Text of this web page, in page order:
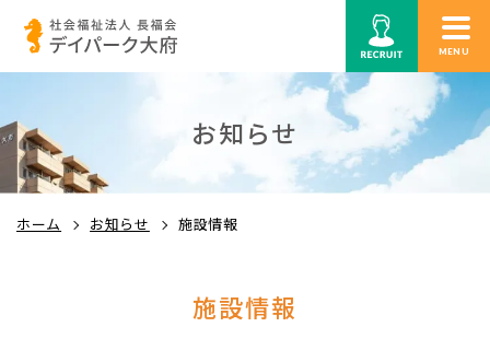
MENU
お知らせ
ホーム お知らせ 施設情報
施設情報